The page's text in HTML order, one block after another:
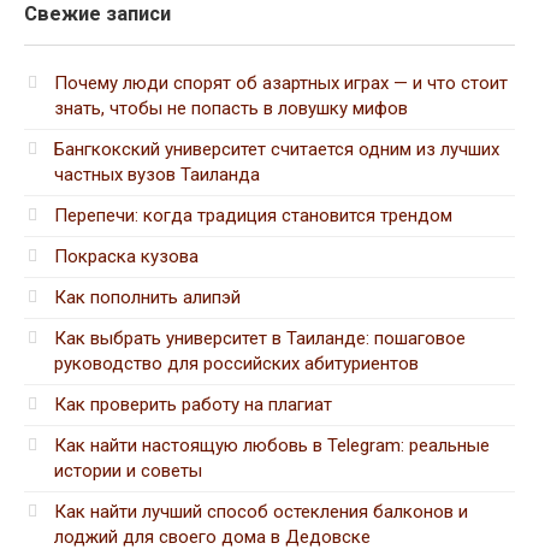
Свежие записи
Почему люди спорят об азартных играх — и что стоит
знать, чтобы не попасть в ловушку мифов
Бангкокский университет считается одним из лучших
частных вузов Таиланда
Перепечи: когда традиция становится трендом
Покраска кузова
Как пополнить алипэй
Как выбрать университет в Таиланде: пошаговое
руководство для российских абитуриентов
Как проверить работу на плагиат
Как найти настоящую любовь в Telegram: реальные
истории и советы
Как найти лучший способ остекления балконов и
лоджий для своего дома в Дедовске